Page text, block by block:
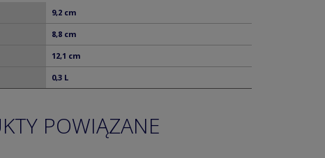
9,2 cm
8,8 cm
12,1 cm
0,3 L
POWIĄZANE